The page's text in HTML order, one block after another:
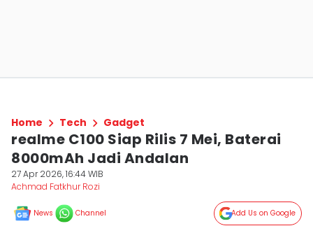
Home Tech Gadget
realme C100 Siap Rilis 7 Mei, Baterai
8000mAh Jadi Andalan
27 Apr 2026, 16:44 WIB
Achmad Fatkhur Rozi
News Channel Add Us on Google